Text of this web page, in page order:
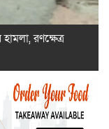
রণক্ষেত্র